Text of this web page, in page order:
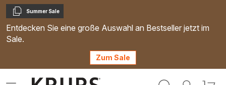
Kopieren
Summer Sale
Entdecken Sie eine große Auswahl an Bestseller jetzt im
Sale.
Zum Sale